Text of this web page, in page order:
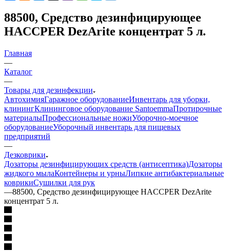
88500, Средство дезинфицирующее
HACCPER DezArite концентрат 5 л.
Главная
—
Каталог
—
Товары для дезинфекции
АвтохимияГаражное оборудованиеИнвентарь для уборки,
клинингКлининговое оборудование SantoemmaПротирочные
материалыПрофессиональные ножиУборочно-моечное
оборудованиеУборочный инвентарь для пищевых
предприятий
—
Дезковрики
Дозаторы дезинфицирующих средств (антисептика)Дозаторы
жидкого мылаКонтейнеры и урныЛипкие антибактериальные
коврикиСушилки для рук
—88500, Средство дезинфицирующее HACCPER DezArite
концентрат 5 л.